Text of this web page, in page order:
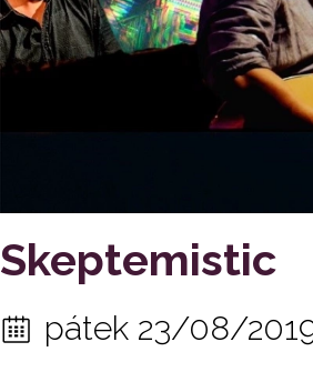
Skeptemistic
pátek 23/08/